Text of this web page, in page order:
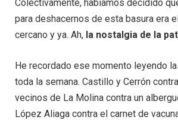
Colectivamente, habíamos decidido
para deshacernos de esta basura era
cercano y ya. Ah, la nostalgia de la
He recordado ese momento leyendo
toda la semana. Castillo y Cerrón
vecinos de La Molina contra un
López Aliaga contra el carnet de